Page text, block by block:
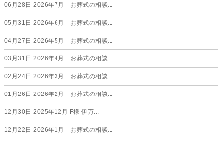
06月28日 2026年7月 お葬式の相談...
05月31日 2026年6月 お葬式の相談...
04月27日 2026年5月 お葬式の相談...
03月31日 2026年4月 お葬式の相談...
02月24日 2026年3月 お葬式の相談...
01月26日 2026年2月 お葬式の相談...
12月30日 2025年12月 F様 伊万...
12月22日 2026年1月 お葬式の相談...